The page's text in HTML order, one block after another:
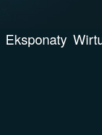
Eksponaty